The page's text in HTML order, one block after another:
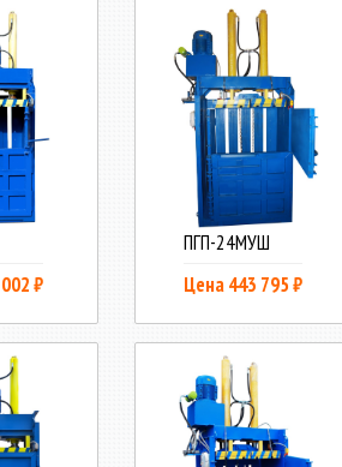
₽
ПГП-24МУШ
Цена 443 795 ₽